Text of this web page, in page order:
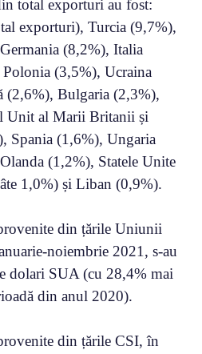
total exporturi au fost:
exporturi), Turcia (9,7%),
(8,2%), Italia
(3,5%), Ucraina
(2,6%), Bulgaria (2,3%),
Unit al Marii Britanii și
Spania (1,6%), Ungaria
(1,2%), Statele Unite
1,0%) și Liban (0,9%).
din țările Uniunii
noiembrie 2021, s-au
dolari SUA (cu 28,4% mai
din anul 2020).
din țările CSI, în